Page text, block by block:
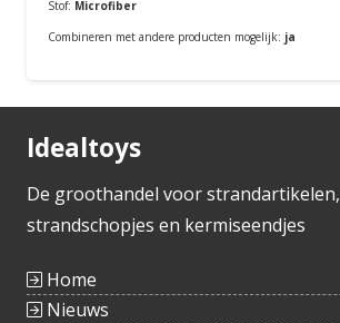
Stof: Microfiber
Combineren met andere producten mogelijk: ja
Idealtoys
De groothandel voor strandartikelen,
strandschopjes en kermiseendjes
Home
Nieuws